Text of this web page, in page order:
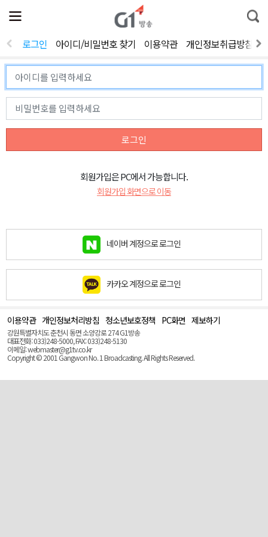
전
체
뉴
열
통
합
색
로그인 아이디/비밀번호 찾기 이용약관 개인정보취급방침
로그인
회원가입은 PC에서 가능합니다.
회원가입 화면으로 이동
네이버 계정으로 로그인
카카오 계정으로 로그인
이용약관 개인정보처리방침 청소년보호정책 PC화면 제보하기
강원특별자치도 춘천시 동면 소양강로 274 G1방송
대표전화: 033)248-5000, FAX: 033)248-5130
이메일: webmaster@g1tv.co.kr
Copyright © 2001 Gangwon No. 1 Broadcasting. All Rights Reserved.